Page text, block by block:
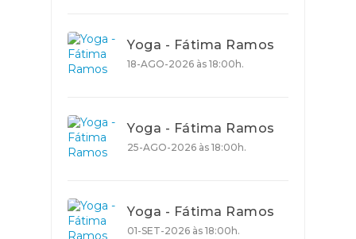
Yoga - Fátima Ramos
18-AGO-2026 às 18:00h.
Yoga - Fátima Ramos
25-AGO-2026 às 18:00h.
Yoga - Fátima Ramos
01-SET-2026 às 18:00h.